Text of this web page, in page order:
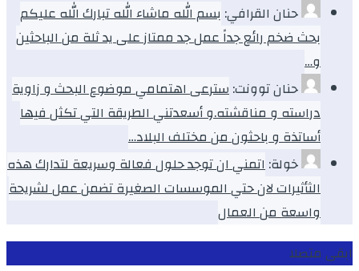
حنان القرافي: بسم الله ماشاء الله تبارك الله عليكم
بحث ضخم رائع جداً عمل جد ممتاز على يد ثلة من الباحثين
و…
حنان توونت:سترعى اهتمامي موضوع البحث و زاوية
دراسته و مناقشته.و أسعدتني الطريقة التي تكثل فيها
أساتذة و باحثون من مختلف البلاد…
خولة:اتمني ان توجد حلول فعالة وسريعة لتدارك هذه
الثأثيرات لان حتي الموسسات الصغيرة تضمن عمل لشريحة
واسعة من العمال
ابقى متصلا